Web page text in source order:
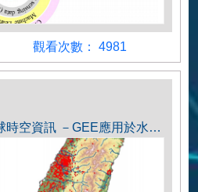
觀看人數
觀看次數： 4981
彈指掌握數十年的全球時空資訊 －GEE應用於水資源管理的案例與實作